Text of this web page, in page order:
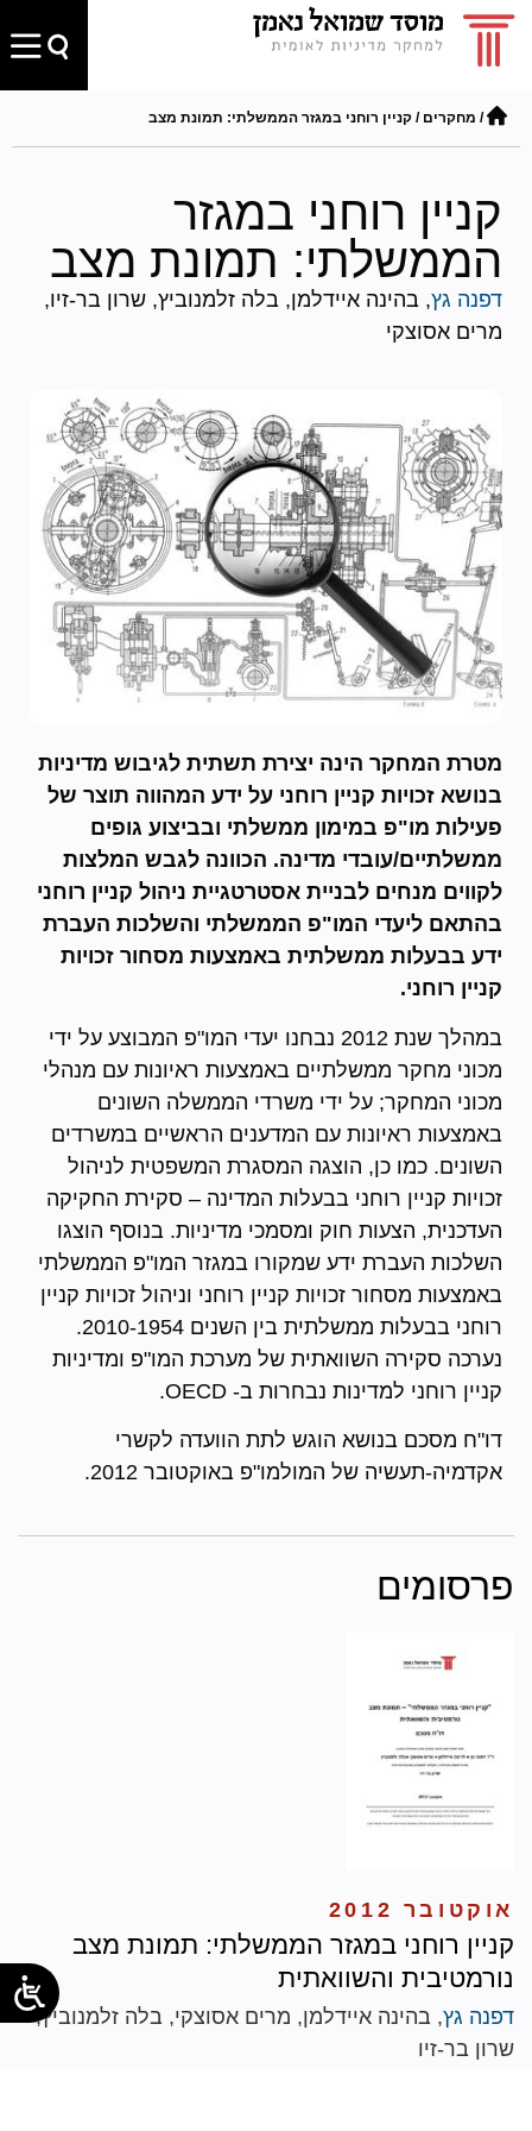
/ מחקרים / קניין רוחני במגזר הממשלתי: תמונת מצב
קניין רוחני במגזר
הממשלתי: תמונת מצב
דפנה גץ, בהינה איידלמן, בלה זלמנוביץ, שרון בר-זיו,
מרים אסוצקי
מטרת המחקר הינה יצירת תשתית לגיבוש מדיניות
בנושא זכויות קניין רוחני על ידע המהווה תוצר של
פעילות מו"פ במימון ממשלתי ובביצוע גופים
ממשלתיים/עובדי מדינה. הכוונה לגבש המלצות
לקווים מנחים לבניית אסטרטגיית ניהול קניין רוחני
בהתאם ליעדי המו"פ הממשלתי והשלכות העברת
ידע בבעלות ממשלתית באמצעות מסחור זכויות
קניין רוחני.
במהלך שנת 2012 נבחנו יעדי המו"פ המבוצע על ידי
מכוני מחקר ממשלתיים באמצעות ראיונות עם מנהלי
מכוני המחקר; על ידי משרדי הממשלה השונים
באמצעות ראיונות עם המדענים הראשיים במשרדים
השונים. כמו כן, הוצגה המסגרת המשפטית לניהול
זכויות קניין רוחני בבעלות המדינה – סקירת החקיקה
העדכנית, הצעות חוק ומסמכי מדיניות. בנוסף הוצגו
השלכות העברת ידע שמקורו במגזר המו"פ הממשלתי
באמצעות מסחור זכויות קניין רוחני וניהול זכויות קניין
רוחני בבעלות ממשלתית בין השנים 2010-1954.
נערכה סקירה השוואתית של מערכת המו"פ ומדיניות
קניין רוחני למדינות נבחרות ב- OECD.
דו"ח מסכם בנושא הוגש לתת הוועדה לקשרי
אקדמיה-תעשיה של המולמו"פ באוקטובר 2012.
פרסומים
אוקטובר 2012
קניין רוחני במגזר הממשלתי: תמונת מצב
נורמטיבית והשוואתית
דפנה גץ, בהינה איידלמן, מרים אסוצקי, בלה זלמנוביץ,
שרון בר-זיו